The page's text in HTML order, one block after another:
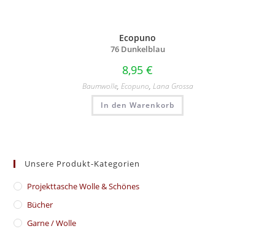
Ecopuno
76 Dunkelblau
8,95 €
Baumwolle, Ecopuno, Lana Grossa
In den Warenkorb
Unsere Produkt-Kategorien
​Projekttasche Wolle & Schönes
Bücher
Garne / Wolle